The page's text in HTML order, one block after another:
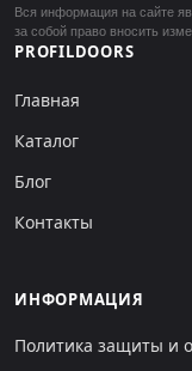
Вся информация на сайте
за собой право вносить
PROFILDOORS
Главная
Каталог
Блог
Контакты
ИНФОРМАЦИЯ
Политика защиты и